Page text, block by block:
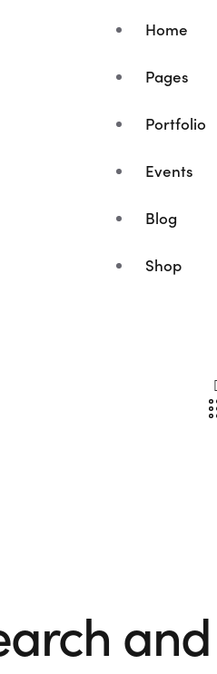
Home
Pages
Portfolio
Events
Blog
Shop